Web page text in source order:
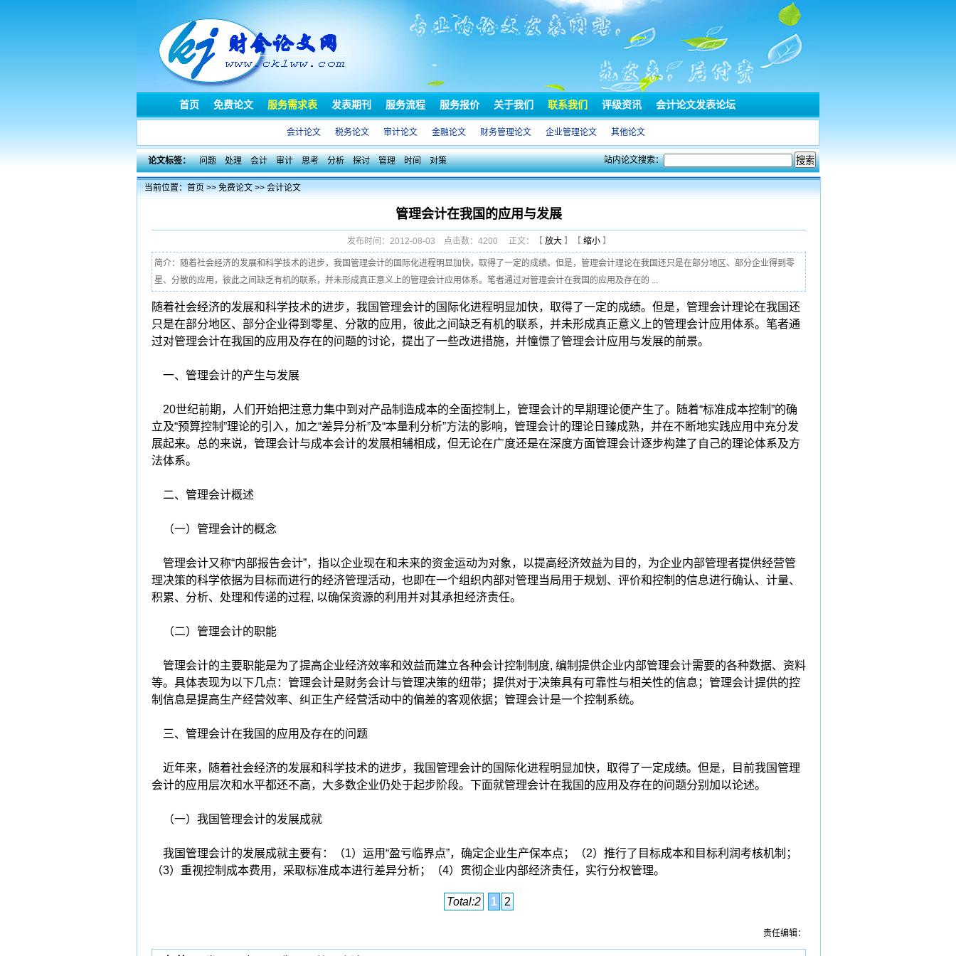
首页 免费论文 服务需求表 发表期刊 服务流程 服务报价 关于我们 联系我们 评级资讯 会计论文发表论坛
会计论文 税务论文 审计论文 金融论文 财务管理论文 企业管理论文 其他论文
论文标签： 问题 处理 会计 审计 思考 分析 探讨 管理 时间 对策 站内论文搜索：
当前位置：首页>>免费论文>>会计论文
管理会计在我国的应用与发展
发布时间：2012-08-03 点击数：4200 正文：【 放大】【 缩小】
简介：随着社会经济的发展和科学技术的进步，我国管理会计的国际化进程明显加快，取得了一定的成绩。但是，管理会计理论在我国还只是在部分地区、部分企业得到零
星、分散的应用，彼此之间缺乏有机的联系，并未形成真正意义上的管理会计应用体系。笔者通过对管理会计在我国的应用及存在的 ...
随着社会经济的发展和科学技术的进步，我国管理会计的国际化进程明显加快，取得了一定的成绩。但是，管理会计理论在我国还
只是在部分地区、部分企业得到零星、分散的应用，彼此之间缺乏有机的联系，并未形成真正意义上的管理会计应用体系。笔者通
过对管理会计在我国的应用及存在的问题的讨论，提出了一些改进措施，并憧憬了管理会计应用与发展的前景。
一、管理会计的产生与发展
20世纪前期，人们开始把注意力集中到对产品制造成本的全面控制上，管理会计的早期理论便产生了。随着“标准成本控制”的确
立及“预算控制”理论的引入，加之“差异分析”及“本量利分析”方法的影响，管理会计的理论日臻成熟，并在不断地实践应用中充分发
展起来。总的来说，管理会计与成本会计的发展相辅相成，但无论在广度还是在深度方面管理会计逐步构建了自己的理论体系及方
法体系。
二、管理会计概述
（一）管理会计的概念
管理会计又称“内部报告会计”，指以企业现在和未来的资金运动为对象，以提高经济效益为目的，为企业内部管理者提供经营管
理决策的科学依据为目标而进行的经济管理活动，也即在一个组织内部对管理当局用于规划、评价和控制的信息进行确认、计量、
积累、分析、处理和传递的过程, 以确保资源的利用并对其承担经济责任。
（二）管理会计的职能
管理会计的主要职能是为了提高企业经济效率和效益而建立各种会计控制制度, 编制提供企业内部管理会计需要的各种数据、资料
等。具体表现为以下几点：管理会计是财务会计与管理决策的纽带；提供对于决策具有可靠性与相关性的信息；管理会计提供的控
制信息是提高生产经营效率、纠正生产经营活动中的偏差的客观依据；管理会计是一个控制系统。
三、管理会计在我国的应用及存在的问题
近年来，随着社会经济的发展和科学技术的进步，我国管理会计的国际化进程明显加快，取得了一定成绩。但是，目前我国管理
会计的应用层次和水平都还不高，大多数企业仍处于起步阶段。下面就管理会计在我国的应用及存在的问题分别加以论述。
（一）我国管理会计的发展成就
我国管理会计的发展成就主要有：（1）运用“盈亏临界点”，确定企业生产保本点；（2）推行了目标成本和目标利润考核机制；
（3）重视控制成本费用，采取标准成本进行差异分析；（4）贯彻企业内部经济责任，实行分权管理。
Total:2 1 2
责任编辑：